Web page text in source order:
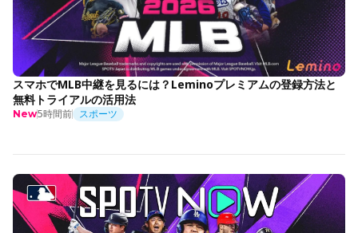
スマホでMLB中継を見るには？Leminoプレミアムの登録方法と
無料トライアルの活用法
New5時間前 スポーツ